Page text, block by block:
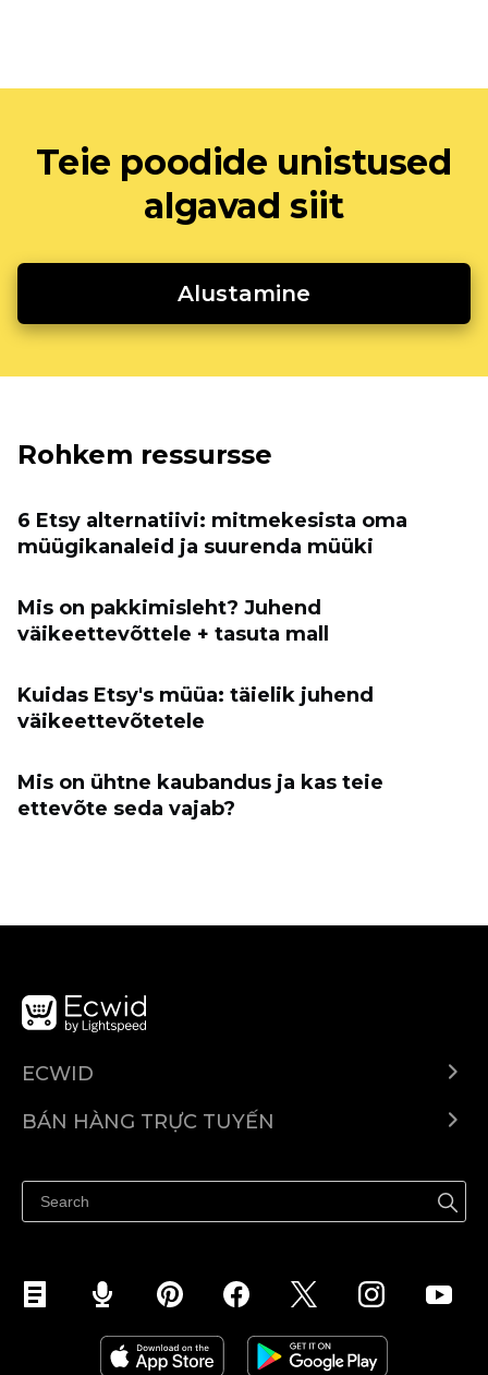
Teie poodide unistused
algavad siit
Alustamine
Rohkem ressursse
6 Etsy alternatiivi: mitmekesista oma
müügikanaleid ja suurenda müüki
Mis on pakkimisleht? Juhend
väikeettevõttele + tasuta mall
Kuidas Etsy's müüa: täielik juhend
väikeettevõtetele
Mis on ühtne kaubandus ja kas teie
ettevõte seda vajab?
ECWID
Trung tâm trợ giúp
BÁN HÀNG TRỰC TUYẾN
Quảng bá ở bất cứ đâu
Kiểm soát mọi thứ